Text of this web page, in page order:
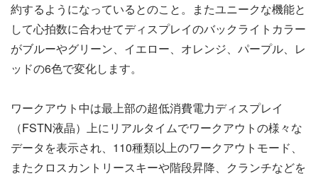
約するようになっているとのこと。またユニークな機能と
して心拍数に合わせてディスプレイのバックライトカラー
がブルーやグリーン、イエロー、オレンジ、パープル、レ
ッドの6色で変化します。
ワークアウト中は最上部の超低消費電力ディスプレイ
（FSTN液晶）上にリアルタイムでワークアウトの様々な
データを表示され、110種類以上のワークアウトモード、
またクロスカントリースキーや階段昇降、クランチなどを